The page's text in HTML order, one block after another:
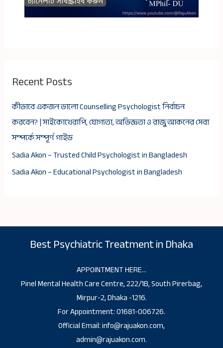
Recent Posts
কীভাবে একজন ভালো Counselling Psychologist নির্বাচন
করবেন? | সাইকোথেরাপি, যোগ্যতা, অভিজ্ঞতা ও রাজু আকনের সেবা
সম্পর্কে সম্পূর্ণ গাইড
Sadia Akon – Trusted Child Psychologist in Bangladesh
Sadia Akon – Educational Psychologist in Bangladesh
Best Psychiatric Treatment in Dhaka
APPOINTMENT HERE…
Pinel Mental Health Care Centre, 222/1B, South Pirerbag,
Mirpur-2, Dhaka -1216.
For Appointment: 01681-006726.
Official Email: info@rajuakon.com,
admin@rajuakon.com.